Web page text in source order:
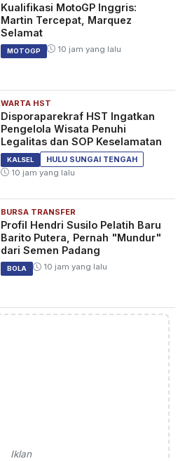
Kualifikasi MotoGP Inggris:
Martin Tercepat, Marquez
Selamat
MOTOGP 10 jam yang lalu
WARTA HST
Disporaparekraf HST Ingatkan
Pengelola Wisata Penuhi
Legalitas dan SOP Keselamatan
KALSEL
HULU SUNGAI TENGAH
10 jam yang lalu
BURSA TRANSFER
Profil Hendri Susilo Pelatih Baru
Barito Putera, Pernah "Mundur"
dari Semen Padang
BOLA 10 jam yang lalu
Iklan